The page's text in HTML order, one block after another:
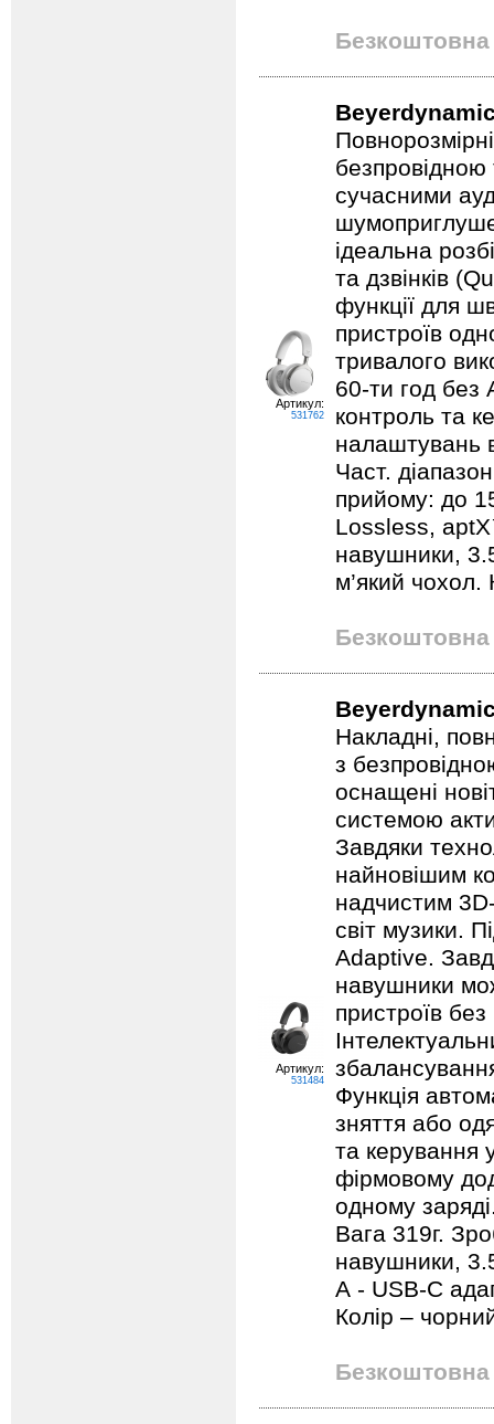
Безкоштовна
Артикул:
531762
сучасними
ідеальна
та дзвінків
функції для
пристроїв
тривалого
60-ти год без
контроль та
налаштувань
Част.
прийому: до
Lossless,
навушники,
м’який чохол.
Безкоштовна
Артикул:
531484
Накладні,
з
оснащені
системою
Завдяки
найновішим
надчистим
світ музики.
Adaptive.
навушники
пристроїв без
Функція
зняття або
та керування
фірмовому
одному
Вага 319г.
навушники,
А - USB-С
Колір –
Безкоштовна